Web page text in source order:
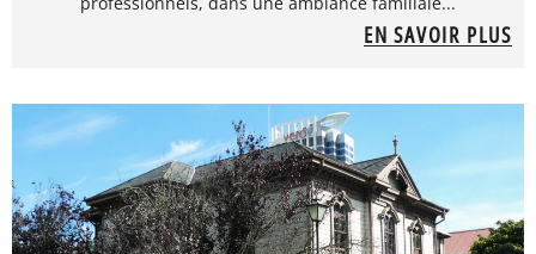
EN SAVOIR PLUS